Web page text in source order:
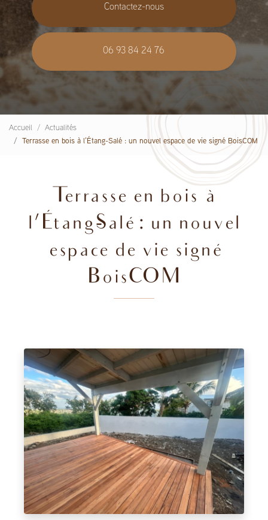
Contactez-nous
06 93 84 24 76
Accueil
Actualités
Terrasse en bois à l’Étang-Salé : un nouvel espace de vie signé BoisCOM
Terrasse en bois à
l’Étang-Salé : un nouvel
espace de vie signé
BoisCOM